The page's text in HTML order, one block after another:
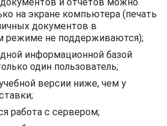
на экране компьютера (печать
документов в
режиме не поддерживаются);
информационной базой
один пользователь;
версии ниже, чем у
работа с сервером;